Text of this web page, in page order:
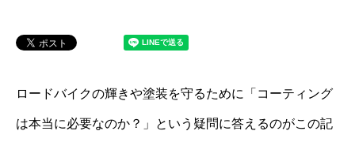
ロードバイクの輝きや塗装を守るために「コーティング
は本当に必要なのか？」という疑問に答えるのがこの記